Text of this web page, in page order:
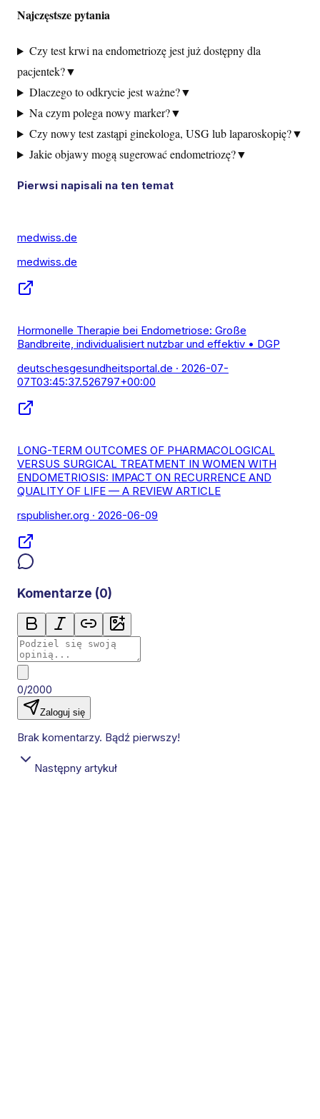
Najczęstsze pytania
Czy test krwi na endometriozę jest już dostępny dla
pacjentek?▼
Dlaczego to odkrycie jest ważne?▼
Na czym polega nowy marker?▼
Czy nowy test zastąpi ginekologa, USG lub laparoskopię?▼
Jakie objawy mogą sugerować endometriozę?▼
Pierwsi napisali na ten temat
medwiss.de
medwiss.de
Hormonelle Therapie bei Endometriose: Große
Bandbreite, individualisiert nutzbar und effektiv • DGP
deutschesgesundheitsportal.de · 2026-07-
07T03:45:37.526797+00:00
LONG-TERM OUTCOMES OF PHARMACOLOGICAL
VERSUS SURGICAL TREATMENT IN WOMEN WITH
ENDOMETRIOSIS: IMPACT ON RECURRENCE AND
QUALITY OF LIFE — A REVIEW ARTICLE
rspublisher.org · 2026-06-09
Komentarze (0)
0/2000
Zaloguj się
Brak komentarzy. Bądź pierwszy!
Następny artykuł